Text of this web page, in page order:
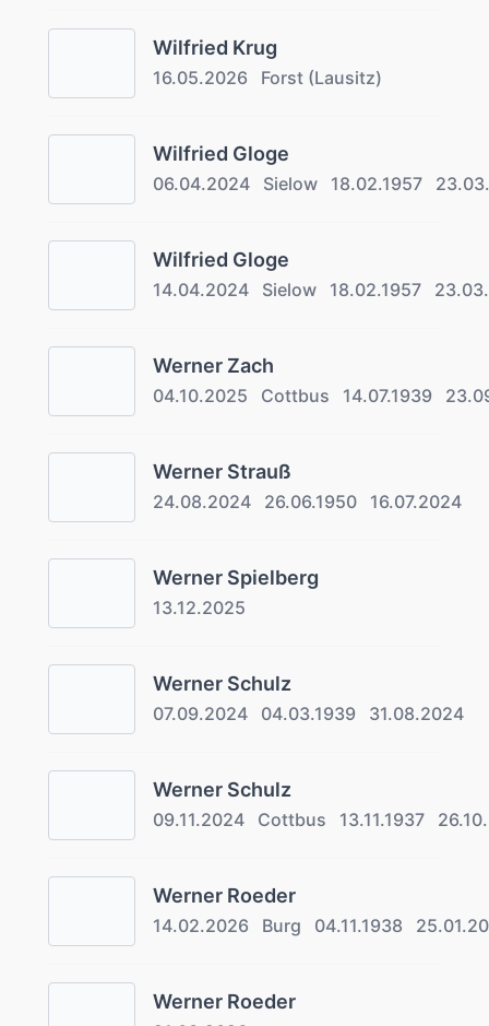
Wilfried Krug
16.05.2026 Forst (Lausitz)
Wilfried Gloge
06.04.2024 Sielow 18.02.1957
Wilfried Gloge
14.04.2024 Sielow 18.02.1957
Werner Zach
04.10.2025 Cottbus 14.07.1939
Werner Strauß
24.08.2024 26.06.1950 16.07.2024
Werner Spielberg
13.12.2025
Werner Schulz
07.09.2024 04.03.1939 31.08.2024
Werner Schulz
09.11.2024 Cottbus 13.11.1937
Werner Roeder
14.02.2026 Burg 04.11.1938
Werner Roeder